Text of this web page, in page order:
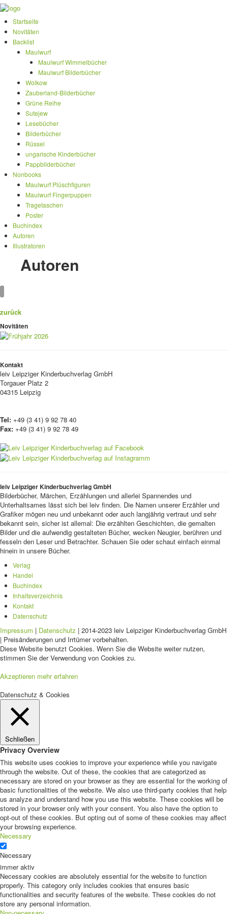
Startseite
Novitäten
Backlist
Maulwurf
Maulwurf Wimmelbücher
Maulwurf Bilderbücher
Wolkow
Zauberland-Bilderbücher
Grüne Reihe
Sutejew
Lesebücher
Bilderbücher
Rüssel
ungarische Kinderbücher
Pappbilderbücher
Nonbooks
Maulwurf Plüschfiguren
Maulwurf Fingerpuppen
Tragetaschen
Poster
Buchindex
Autoren
Illustratoren
Autoren
zurück
Novitäten
Kontakt
leiv Leipziger Kinderbuchverlag GmbH
Torgauer Platz 2
04315 Leipzig
Tel: +49 (3 41) 9 92 78 40
Fax: +49 (3 41) 9 92 78 49
leiv Leipziger Kinderbuchverlag GmbH
Bilderbücher, Märchen, Erzählungen und allerlei Spannendes und
Unterhaltsames lässt sich bei leiv finden. Die Namen unserer Erzähler und
Grafiker mögen neu und unbekannt oder auch langjährig vertraut und sehr
bekannt sein, sicher ist allemal: Die erzählten Geschichten, die gemalten
Bilder und die aufwendig gestalteten Bücher, wecken Neugier, berühren und
fesseln den Leser und Betrachter. Schauen Sie oder schaut einfach einmal
hinein in unsere Bücher.
Verlag
Handel
Buchindex
Inhaltsverzeichnis
Kontakt
Datenschutz
Impressum | Datenschutz | 2014-2023 leiv Leipziger Kinderbuchverlag GmbH
| Preisänderungen und Irrtümer vorbehalten.
Diese Website benutzt Cookies. Wenn Sie die Website weiter nutzen,
stimmen Sie der Verwendung von Cookies zu.
Akzeptieren mehr erfahren
Datenschutz & Cookies
Schließen
Privacy Overview
This website uses cookies to improve your experience while you navigate
through the website. Out of these, the cookies that are categorized as
necessary are stored on your browser as they are essential for the working of
basic functionalities of the website. We also use third-party cookies that help
us analyze and understand how you use this website. These cookies will be
stored in your browser only with your consent. You also have the option to
opt-out of these cookies. But opting out of some of these cookies may affect
your browsing experience.
Necessary
Necessary
immer aktiv
Necessary cookies are absolutely essential for the website to function
properly. This category only includes cookies that ensures basic
functionalities and security features of the website. These cookies do not
store any personal information.